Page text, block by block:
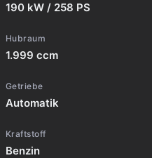
190 kW / 258 PS
Hubraum
1.999 ccm
Getriebe
Automatik
Kraftstoff
Benzin